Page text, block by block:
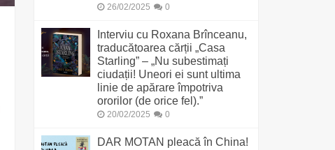
26/02/2025 0
Interviu cu Roxana Brînceanu,
traducătoarea cărții „Casa
Starling” – „Nu subestimați
ciudații! Uneori ei sunt ultima
linie de apărare împotriva
ororilor (de orice fel).”
20/02/2025 0
DAR MOTAN pleacă în China!